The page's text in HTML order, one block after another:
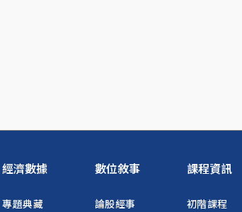
經濟數據
專題典藏
數位敘事
論股經事
課程資訊
初階課程